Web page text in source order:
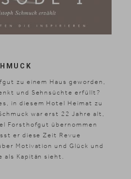
zu einem Haus geworden,
und Sehnsüchte erfüllt?
in diesem Hotel Heimat zu
war erst 22 Jahre alt,
Forsthofgut übernommen
er diese Zeit Revue
Motivation und Glück und
als Kapitän sieht.